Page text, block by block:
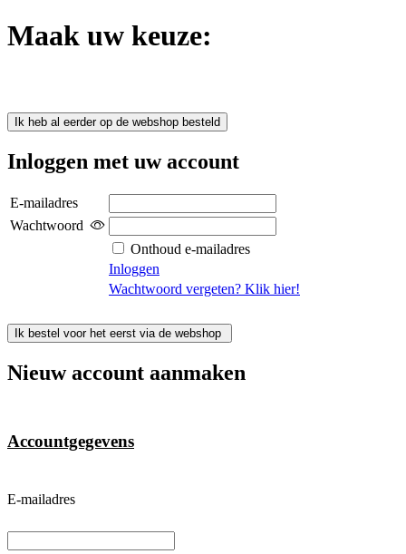
Maak uw keuze:
Ik heb al eerder op de webshop besteld
Inloggen met uw account
E-mailadres
Wachtwoord
Onthoud e-mailadres
Inloggen
Wachtwoord vergeten? Klik hier!
Ik bestel voor het eerst via de webshop
Nieuw account aanmaken
Accountgegevens
E-mailadres